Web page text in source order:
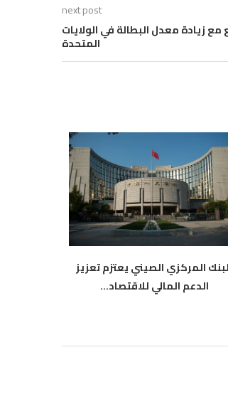
next post
مع زيادة معدل البطالة في الولايات
المتحدة
المركزي الصيني يعتزم تعزيز
الدعم المالي للاقتصاد...